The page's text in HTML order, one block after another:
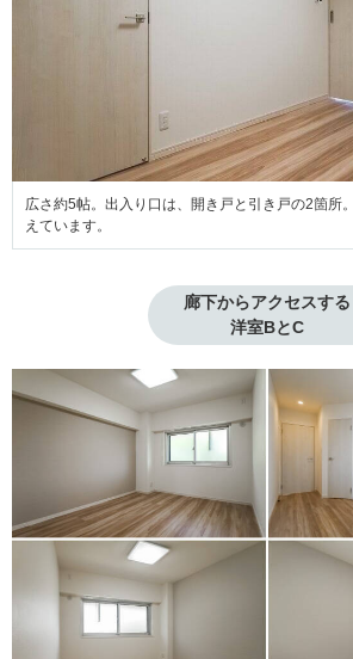
広さ約5帖。出入り口は、開き戸と引き戸の2箇所
えています。
廊下からアクセスする
洋室BとC